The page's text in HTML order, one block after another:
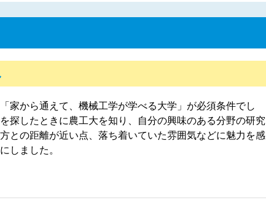
家から通えて、機械工学が学べる大学」が必須条件でし
探したときに農工大を知り、自分の興味のある分野の研究
との距離が近い点、落ち着いていた雰囲気などに魅力を感
しました。